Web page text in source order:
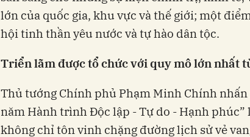
lớn của quốc gia, khu vực và thế giới; một
hội tinh thần yêu nước và tự hào dân tộc.
Triển lãm được tổ chức vớiquy mô lớn nhất
Thủ tướng Chính phủ Phạm Minh Chính
năm Hành trình Độc lập - Tự do - Hạnh phúc”
không chỉ tôn vinh chặng đường lịch sử vẻ